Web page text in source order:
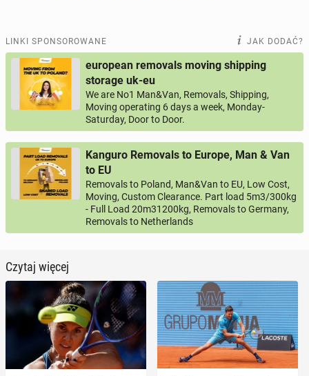
LINKI SPONSOROWANE JAK DODAĆ?
european removals moving shipping
storage uk-eu
We are No1 Man&Van, Removals, Shipping,
Moving operating 6 days a week, Monday-
Saturday, Door to Door.
Kanguro Removals to Europe, Man & Van
to EU
Removals to Poland, Man&Van to EU, Low Cost,
Moving, Custom Clearance. Part load 5m3/300kg
- Full Load 20m31200kg, Removals to Germany,
Removals to Netherlands
Czytaj więcej